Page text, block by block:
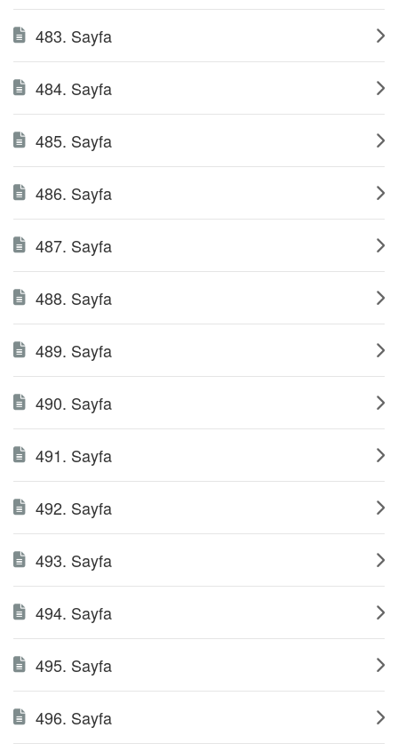
483. Sayfa
484. Sayfa
485. Sayfa
486. Sayfa
487. Sayfa
488. Sayfa
489. Sayfa
490. Sayfa
491. Sayfa
492. Sayfa
493. Sayfa
494. Sayfa
495. Sayfa
496. Sayfa